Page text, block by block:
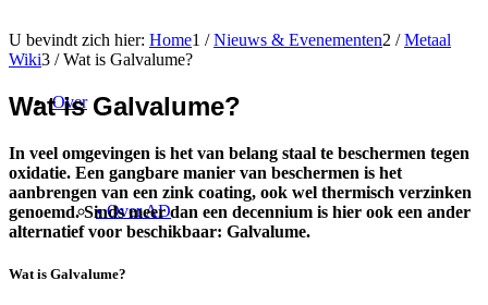
Over
• Over AD
U bevindt zich hier: Home1 / Nieuws & Evenementen2 / Metaal
Wiki3 / Wat is Galvalume?
Wat is Galvalume?
In veel omgevingen is het van belang staal te beschermen tegen
oxidatie. Een gangbare manier van beschermen is het
aanbrengen van een zink coating, ook wel thermisch verzinken
genoemd. Sinds meer dan een decennium is hier ook een ander
alternatief voor beschikbaar: Galvalume.
Wat is Galvalume?